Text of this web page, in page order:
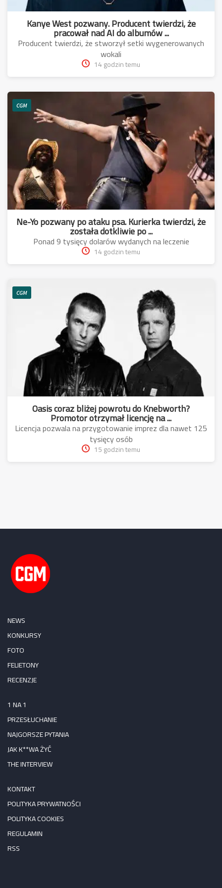
Kanye West pozwany. Producent twierdzi, że
pracował nad AI do albumów ...
Producent twierdzi, że stworzył setki wygenerowanych
wokali
14 godzin temu
CGM
Ne-Yo pozwany po ataku psa. Kurierka twierdzi, że
została dotkliwie po ...
Ponad 9 tysięcy dolarów wydanych na leczenie
14 godzin temu
CGM
Oasis coraz bliżej powrotu do Knebworth?
Promotor otrzymał licencję na ...
Licencja pozwala na przygotowanie imprez dla nawet 125
tysięcy osób
15 godzin temu
NEWS
KONKURSY
FOTO
FELIETONY
RECENZJE
1 NA 1
PRZESŁUCHANIE
NAJGORSZE PYTANIA
JAK K**WA ŻYĆ
THE INTERVIEW
KONTAKT
POLITYKA PRYWATNOŚCI
POLITYKA COOKIES
REGULAMIN
RSS